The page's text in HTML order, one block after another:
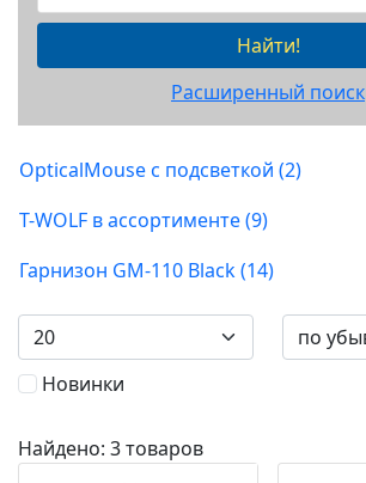
Найти!
Расширенный поиск
OpticalMouse с подсветкой (2)
T-WOLF в ассортименте (9)
Гарнизон GM-110 Black (14)
Новинки
Найдено: 3 товаров